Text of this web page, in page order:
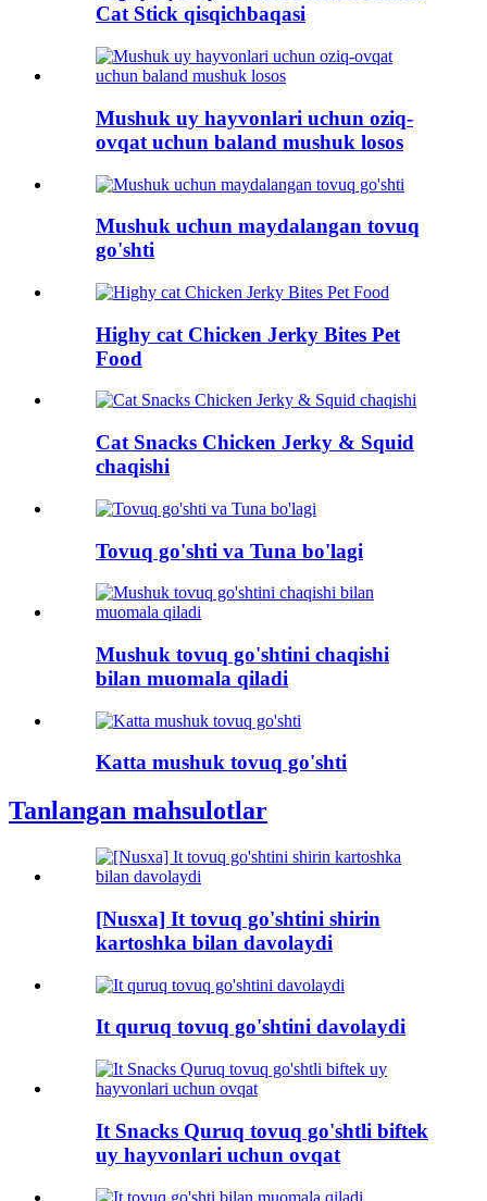
Cat Stick qisqichbaqasi
Mushuk uy hayvonlari uchun oziq-
ovqat uchun baland mushuk losos
Mushuk uchun maydalangan tovuq
go'shti
Highy cat Chicken Jerky Bites Pet
Food
Cat Snacks Chicken Jerky & Squid
chaqishi
Tovuq go'shti va Tuna bo'lagi
Mushuk tovuq go'shtini chaqishi
bilan muomala qiladi
Katta mushuk tovuq go'shti
Tanlangan mahsulotlar
[Nusxa] It tovuq go'shtini shirin
kartoshka bilan davolaydi
It quruq tovuq go'shtini davolaydi
It Snacks Quruq tovuq go'shtli biftek
uy hayvonlari uchun ovqat